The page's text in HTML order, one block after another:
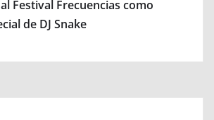
Festival Frecuencias como
de DJ Snake